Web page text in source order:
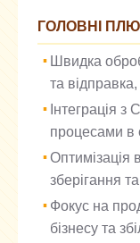
ГОЛОВНІ
Швидка
та
Інтеграція
процесами в
Оптимізація
зберігання та
Фокус на
бізнесу та